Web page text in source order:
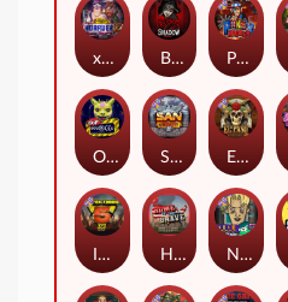
Home of the Brave
Blood & Shadow
Outsourced
Punk Rocker 2
xWays Hoarder 2
Nine To Five
El Pasa Gunfight xNudge
San Quentin xWays
Infectious 5 xWays